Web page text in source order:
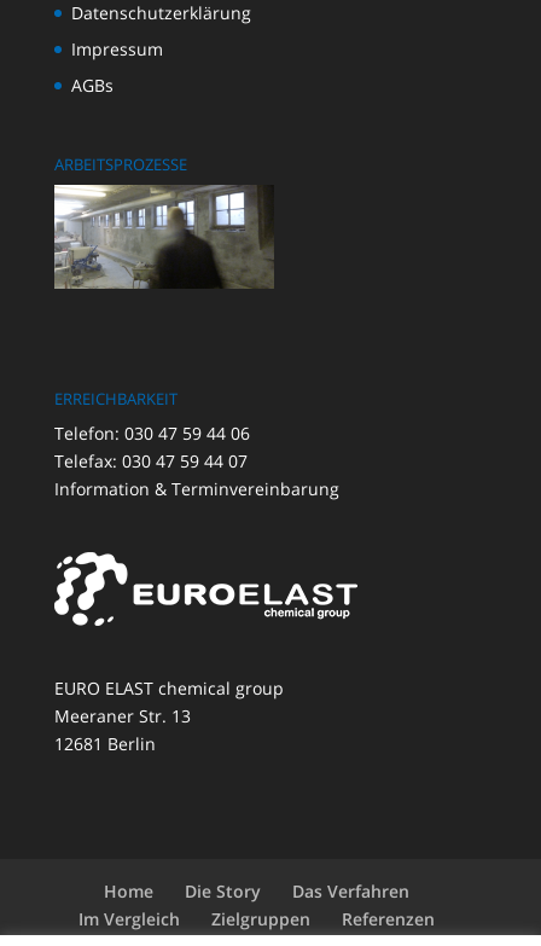
Datenschutzerklärung
Impressum
AGBs
ARBEITSPROZESSE
ERREICHBARKEIT
Telefon: 030 47 59 44 06
Telefax: 030 47 59 44 07
Information & Terminvereinbarung
EURO ELAST chemical group
Meeraner Str. 13
12681 Berlin
Home Die Story
Das Verfahren
Im Vergleich
Zielgruppen
Referenzen